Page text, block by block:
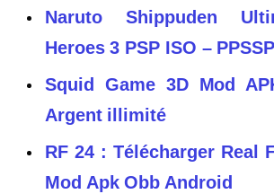
Naruto Shippuden
Heroes 3 PSP ISO –
Squid Game 3D Mod
Argent illimité
RF 24 : Télécharger Real
Mod Apk Obb Android